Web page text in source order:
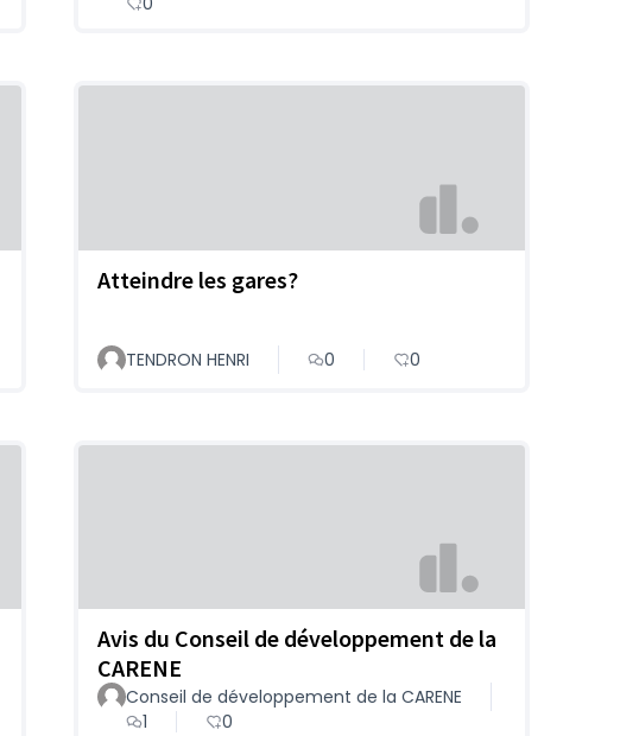
Atteindre les gares?
TENDRON HENRI 0 0
Avis du Conseil de développement de la
CARENE
Conseil de développement de la CARENE
1
0